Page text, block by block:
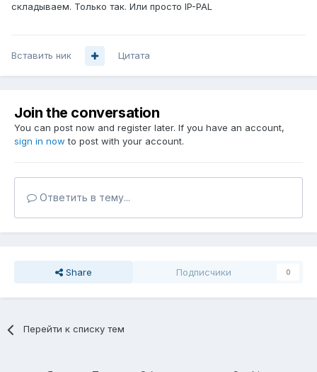
складываем. Только так. Или просто IP-PAL
Вставить ник Цитата
Join the conversation
You can post now and register later. If you have an account,
sign in now to post with your account.
Ответить в тему...
Share Подписчики 0
Перейти к списку тем